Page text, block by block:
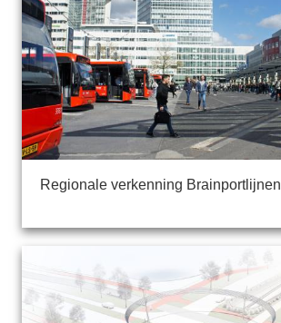
Regionale verkenning Brainportlijnen